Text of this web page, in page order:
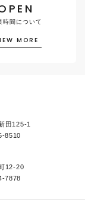
時間について
MORE
田125-1
8510
12-20
7878